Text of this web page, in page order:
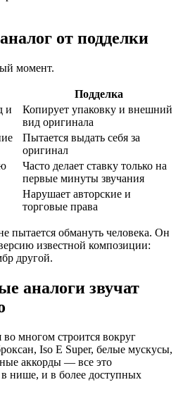
от подделки
момент.
Подделка
и
Копирует упаковку и внешний
вид оригинала
Пытается выдать себя за
оригинал
Часто делает ставку только на
первые минуты звучания
Нарушает авторские и
торговые права
пытается обмануть человека. Он
известной композиции:
другой.
аналоги звучат
многом строится вокруг
Iso E Super, белые мускусы,
аккорды — все это
нише, и в более доступных